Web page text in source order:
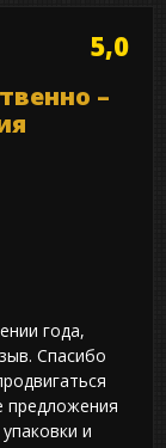
5,0
–
года,
Спасибо
предложения
и